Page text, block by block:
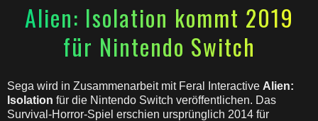
Alien: Isolation kommt 2019
für Nintendo Switch
Sega wird in Zusammenarbeit mit Feral Interactive Alien:
Isolation für die Nintendo Switch veröffentlichen. Das
Survival-Horror-Spiel erschien ursprünglich 2014 für